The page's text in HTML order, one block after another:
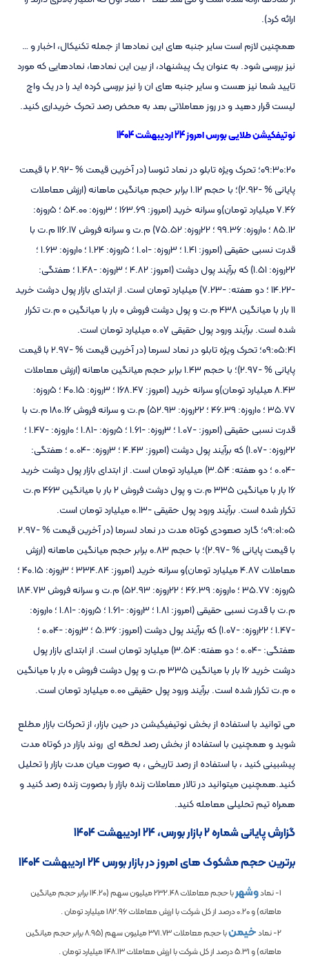
ارائه کرد).
همچنین لازم است سایر جنبه های این نمادها از جمله تکنیکال، اخبار و …
نیز بررسی شود. به عنوان یک پیشنهاد، از بین این نمادها، نمادهایی که مورد
تایید شما نیز هست و سایر جنبه های ان را نیز بررسی کرده اید را در یک واچ
لیست قرار دهید و در روز معاملاتی بعد به محض رصد تحرک خریداری کنید.
نوتیفکیشن طلایی بورس امروز 24 اردیبهشت 1404
09:30:20؛ تحرک ویژه تابلو در نماد ثنوسا (در آخرین قیمت % -2.92 با قیمت
پایانی % -2.92)؛ با حجم 1.12 برابر حجم میانگین ماهانه (ارزش معاملات
7.46 میلیارد تومان)و سرانه خرید (امروز: 163.69 ؛ 3روزه: 54.00 ؛ 5روزه:
85.12 ؛ 10روزه: 99.36 ؛ 22روزه: 75.52) م.ت و سرانه فروش 116.17 م.ت با
قدرت نسبی حقیقی (امروز: 1.41 ؛ 3روزه: -1.01 ؛ 5روزه: 1.24 ؛ 10روزه: 1.63 ؛
22روزه: 1.51) که برآیند پول درشت (امروز: 4.82 ؛ 3روزه: -1.48 ؛ هفتگی:
-14.22 ؛ دو هفته: -7.23) میلیارد تومان است. از ابتدای بازار پول درشت خرید
11 بار با میانگین 438 م.ت و پول درشت فروش 0 بار با میانگین 0 م.ت تکرار
شده است. برآیند ورود پول حقیقی 0.07 میلیارد تومان است.
09:05:41؛ تحرک ویژه تابلو در نماد لسرما (در آخرین قیمت % -2.97 با قیمت
پایانی % -2.97)؛ با حجم 1.43 برابر حجم میانگین ماهانه (ارزش معاملات
8.43 میلیارد تومان)و سرانه خرید (امروز: 168.47 ؛ 3روزه: 40.15 ؛ 5روزه:
35.77 ؛ 10روزه: 46.39 ؛ 22روزه: 52.93) م.ت و سرانه فروش 180.16 م.ت با
قدرت نسبی حقیقی (امروز: -1.07 ؛ 3روزه: -1.61 ؛ 5روزه: -1.81 ؛ 10روزه: -1.47 ؛
22روزه: -1.07) که برآیند پول درشت (امروز: 4.43 ؛ 3روزه: -0.04 ؛ هفتگی:
-0.04 ؛ دو هفته: 3.54) میلیارد تومان است. از ابتدای بازار پول درشت خرید
16 بار با میانگین 335 م.ت و پول درشت فروش 2 بار با میانگین 463 م.ت
تکرار شده است. برآیند ورود پول حقیقی -0.13 میلیارد تومان است.
09:01:05؛ گارد صعودی کوتاه مدت در نماد لسرما (در آخرین قیمت % -2.97
با قیمت پایانی % -2.97)؛ با حجم 0.83 برابر حجم میانگین ماهانه (ارزش
معاملات 4.87 میلیارد تومان)و سرانه خرید (امروز: 334.84 ؛ 3روزه: 40.15 ؛
5روزه: 35.77 ؛ 10روزه: 46.39 ؛ 22روزه: 52.93) م.ت و سرانه فروش 184.73
م.ت با قدرت نسبی حقیقی (امروز: 1.81 ؛ 3روزه: -1.61 ؛ 5روزه: -1.81 ؛ 10روزه:
-1.47 ؛ 22روزه: -1.07) که برآیند پول درشت (امروز: 5.36 ؛ 3روزه: -0.04 ؛
هفتگی: -0.04 ؛ دو هفته: 3.54) میلیارد تومان است. از ابتدای بازار پول
درشت خرید 16 بار با میانگین 335 م.ت و پول درشت فروش 0 بار با میانگین
0 م.ت تکرار شده است. برآیند ورود پول حقیقی 0.00 میلیارد تومان است.
می توانید با استفاده از بخش نوتیفیکیشن در حین بازار، از تحرکات بازار مطلع
شوید و همچنین با استفاده از بخش رصد لحظه ای روند بازار در کوتاه مدت
پیشبینی کنید ، با استفاده از رصد تاریخی ، به صورت میان مدت بازار را تحلیل
کنید.همچنین میتوانید در تالار معاملات زنده بازار را بصورت زنده رصد کنید و
همراه تیم تحلیلی معامله کنید.
گزارش پایانی شماره 2 بازار بورس، 24 اردیبهشت 1404
برترین حجم مشکوک های امروز در بازار بورس 24 اردیبهشت 1404
1- نماد وشهربا حجم معاملات232.48میلیون سهم (14.20برابر حجم میانگین
ماهانه) و0.20درصد از کل شرکت با ارزش معاملات182.96میلیارد تومان .
2- نماد
خیمنبا حجم معاملات371.73میلیون سهم (8.95برابر حجم میانگین
ماهانه) و5.31درصد از کل شرکت با ارزش معاملات148.13میلیارد تومان .